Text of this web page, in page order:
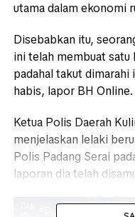
utama dalam ekonomi
Disebabkan itu,
ini telah membuat satu
padahal takut
habis, lapor BH Online.
Ketua Polis Daerah
menjelaskan lelaki
Polis Padang Serai
laporan dia telah